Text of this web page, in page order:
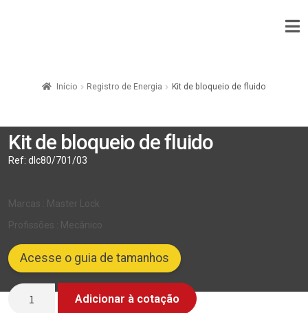
Início Registro de Energia Kit de bloqueio de fluido
Kit de bloqueio de fluido
Ref: dlc80/701/03
Marcas : Master Lock
Profissões : Mecânico
Acesse o guia de tamanhos
Quantidade
Adicionar à cotação